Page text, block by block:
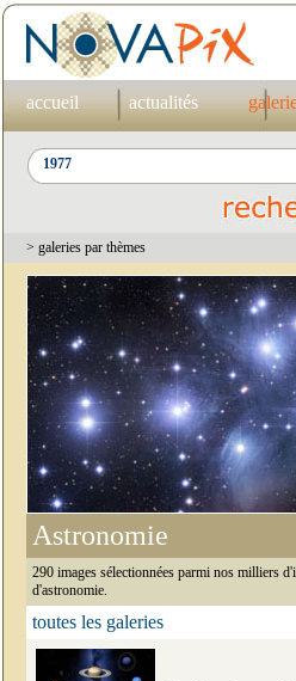
accueil actualités
> galeries par thèmes
Astronomie
290 images sélectionnées parmi nos milliers
d'astronomie.
toutes les galeries